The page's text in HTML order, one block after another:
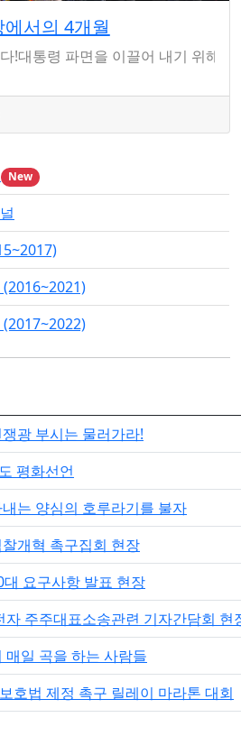
서의 4개월
!대통령 파면을 이끌어 내기 위해
New
광 부시는 물러가라!
평화선언
는 양심의 호루라기를 불자
개혁 촉구집회 현장
요구사항 발표 현장
자 주주대표소송관련 기자간담회 현
매일 곡을 하는 사람들
호법 제정 촉구 릴레이 마라톤 대회